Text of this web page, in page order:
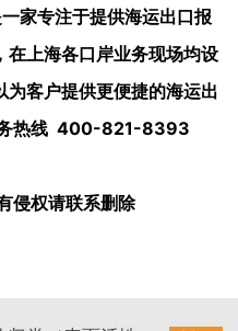
家专注于提供海运出口报
在上海各口岸业务现场均设
客户提供更便捷的海运出
务热线 400-821-8393
侵权请联系删除